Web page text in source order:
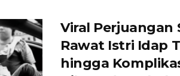
Viral Perjuangan
Rawat Istri Idap
hingga